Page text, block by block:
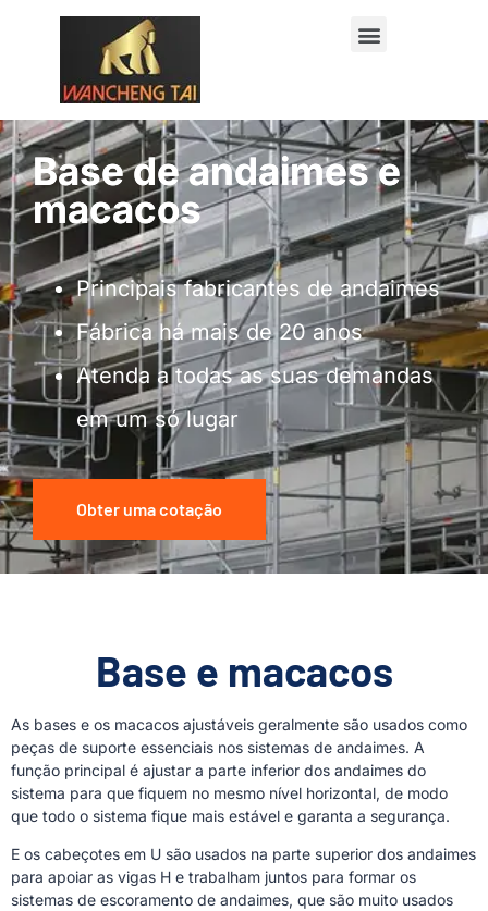
Base de andaimes e
macacos
Principais fabricantes de andaimes
Fábrica há mais de 20 anos
Atenda a todas as suas demandas
em um só lugar
Obter uma cotação
Base e macacos
As bases e os macacos ajustáveis geralmente são usados como
peças de suporte essenciais nos sistemas de andaimes. A
função principal é ajustar a parte inferior dos andaimes do
sistema para que fiquem no mesmo nível horizontal, de modo
que todo o sistema fique mais estável e garanta a segurança.
E os cabeçotes em U são usados na parte superior dos andaimes
para apoiar as vigas H e trabalham juntos para formar os
sistemas de escoramento de andaimes, que são muito usados